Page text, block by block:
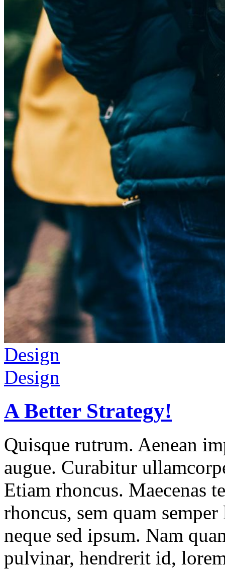
Design
Design
A Better Strategy!
Quisque rutrum. Aenean
augue. Curabitur
Etiam rhoncus. Maecenas
rhoncus, sem quam
neque sed ipsum. Nam
pulvinar, hendrerit id,